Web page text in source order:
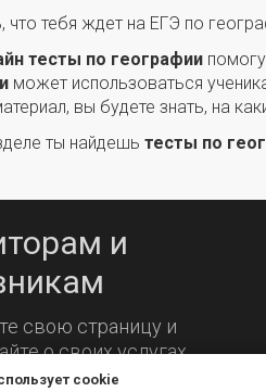
что тебя ждет на ЕГЭ по
тесты по географии
может использоваться
вы будете знать, на
ты найдешь тесты по
и
свою страницу и
о своих услугах.
cookie